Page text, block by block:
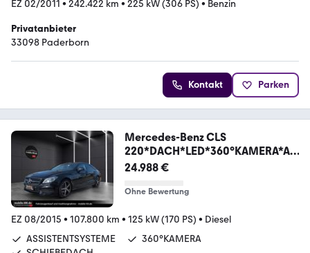
EZ 02/2011 • 242.422 km • 225 kW (306 PS) • Benzin
Privatanbieter
33098 Paderborn
Kontakt Parken
Mercedes-Benz CLS
220*DACH*LED*360°KAMERA*A
MG LINE*NIGHT PAKET
24.988 €
Ohne Bewertung
EZ 08/2015 • 107.800 km • 125 kW (170 PS) • Diesel
ASSISTENTSYSTEME
360°KAMERA